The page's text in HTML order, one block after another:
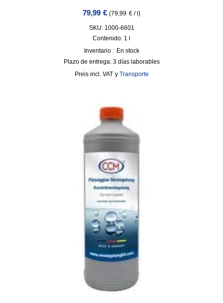
79,99 € (79,99 € / )
SKU: 1000-6601
Contenido: 1 l
Inventario : En stock
Plazo de entrega: 3 días laborables
incl. VAT y Transporte